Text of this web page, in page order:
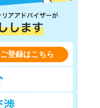
ご登録はこちら